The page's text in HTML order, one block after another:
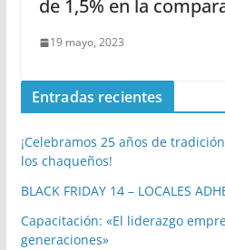
de 1,5% en la
19 mayo, 2023
Entradas recientes
¡Celebramos 25 años de
los chaqueños!
BLACK FRIDAY 14 – LOCALES
Capacitación: «El liderazgo
generaciones»